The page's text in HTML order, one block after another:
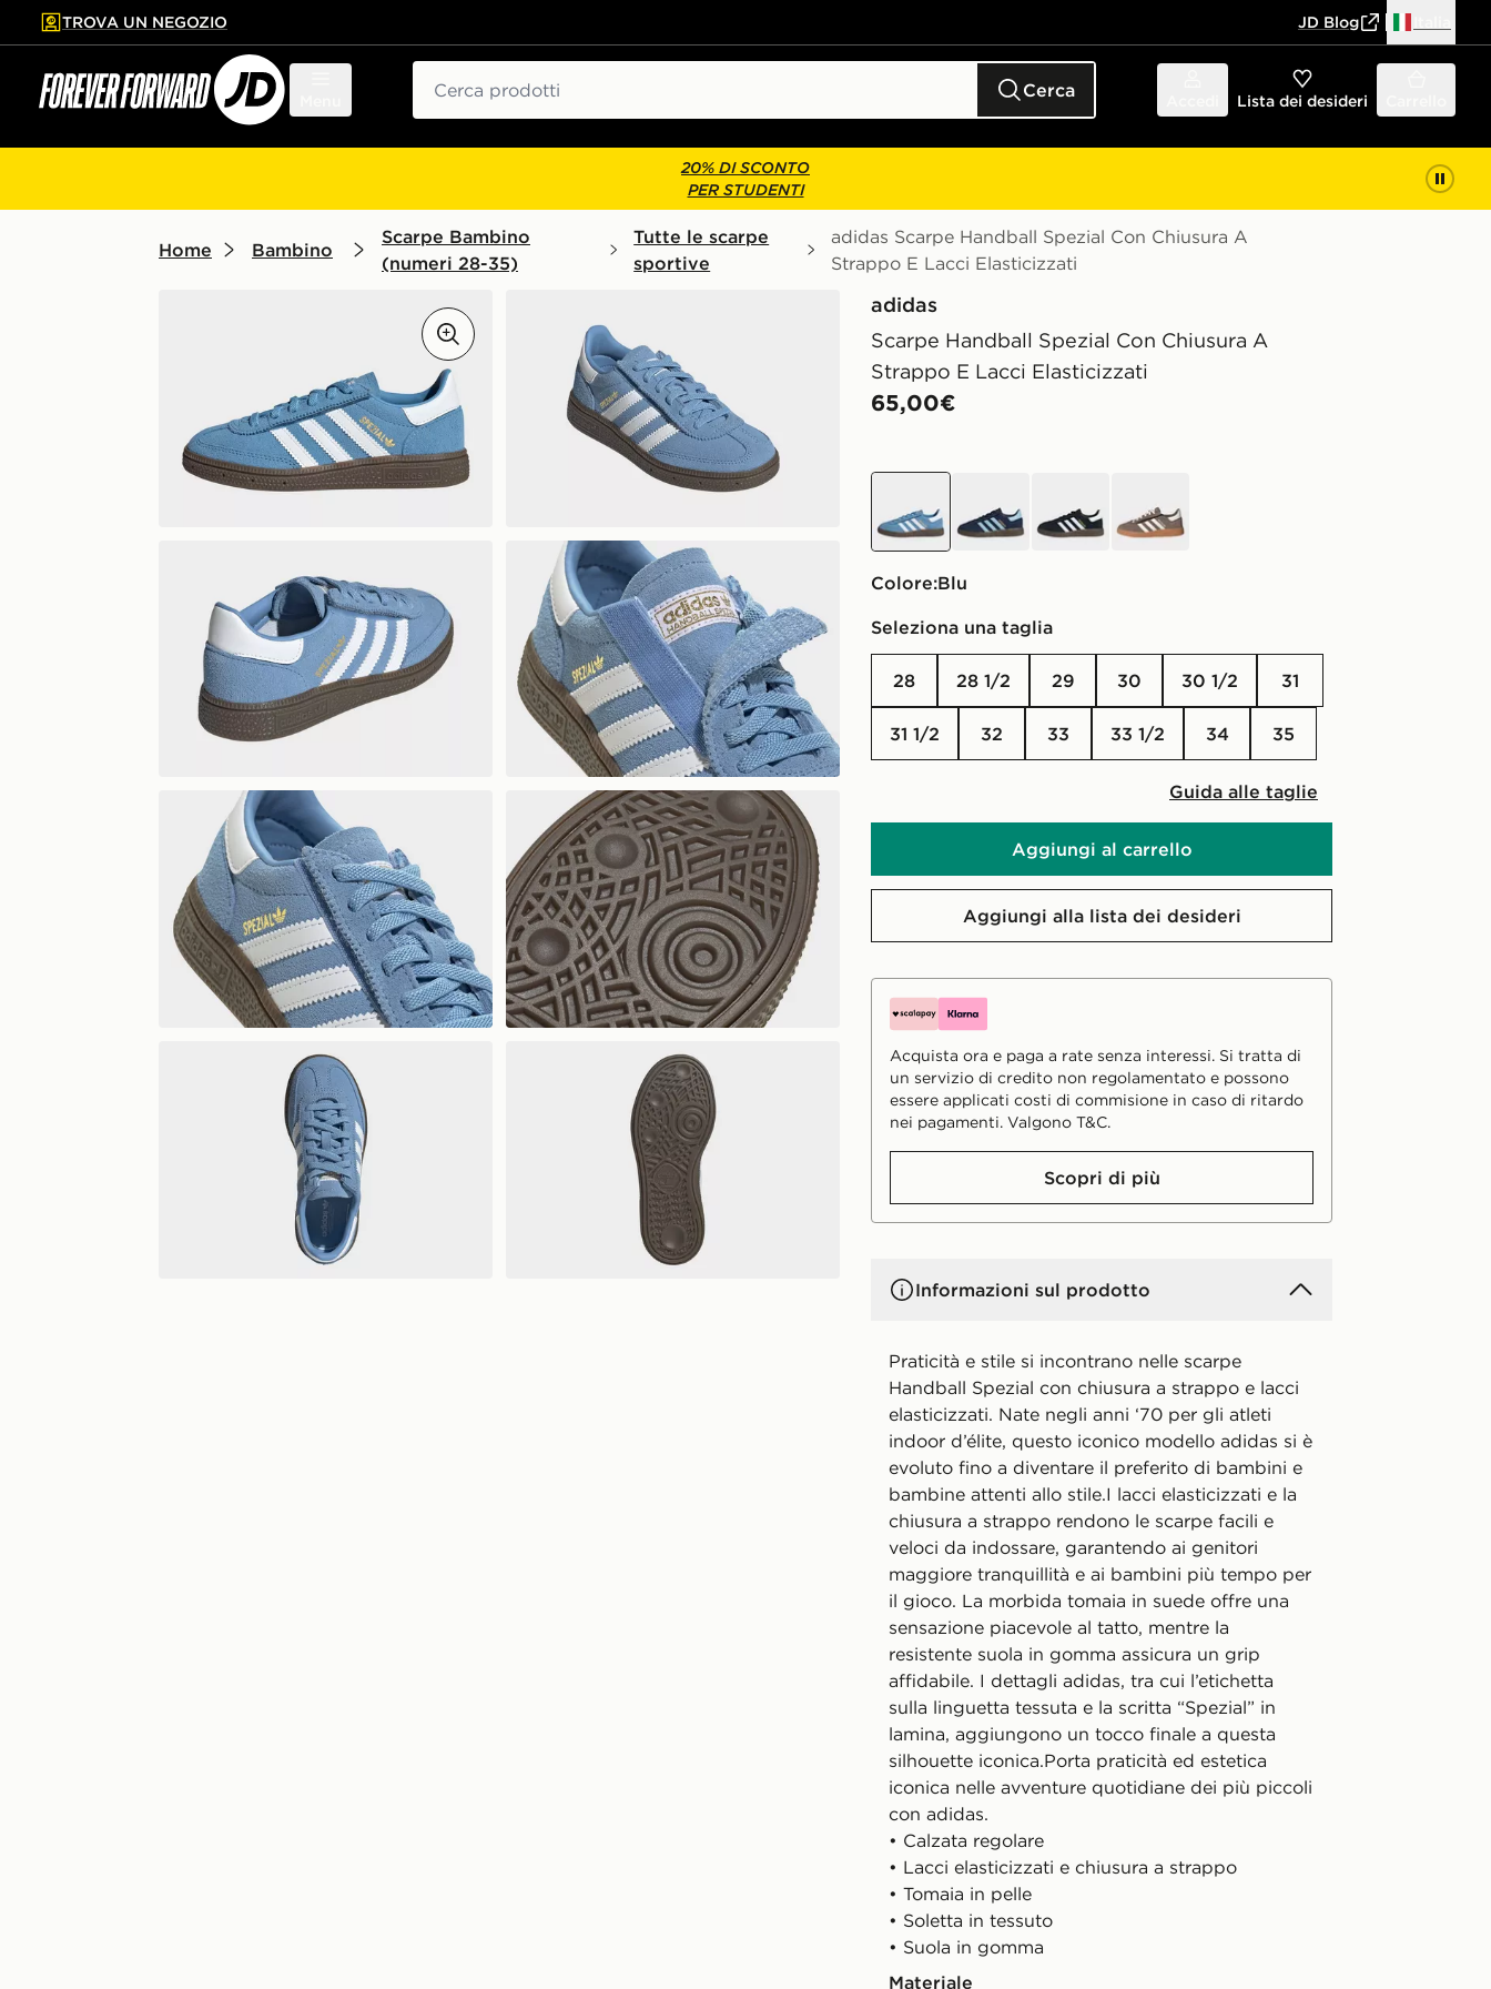
contenuto principale
a fondo pagina
TROVA UN NEGOZIO JD Blog
Cerca Lista dei desideri
20% DI SCONTO
PER STUDENTI
Home Bambino
Scarpe Bambino
(numeri 28-35)
Tutte le scarpe
sportive
adidas Scarpe Handball Spezial Con Chiusura A
Strappo E Lacci Elasticizzati
adidas
Scarpe Handball Spezial Con Chiusura A
Strappo E Lacci Elasticizzati
65,00€
Colore:
blu
Seleziona una taglia
28 28 1/2 29 30 30 1/2 31
31 1/2 32 33 33 1/2 34 35
Guida alle taglie
Aggiungi al carrello
Aggiungi alla lista dei desideri
Acquista ora e paga a rate senza interessi. Si tratta di
un servizio di credito non regolamentato e possono
essere applicati costi di commisione in caso di ritardo
nei pagamenti. Valgono T&C.
Scopri di più
Informazioni sul prodotto
Praticità e stile si incontrano nelle scarpe
Handball Spezial con chiusura a strappo e lacci
elasticizzati. Nate negli anni ‘70 per gli atleti
indoor d’élite, questo iconico modello adidas si è
evoluto fino a diventare il preferito di bambini e
bambine attenti allo stile.I lacci elasticizzati e la
chiusura a strappo rendono le scarpe facili e
veloci da indossare, garantendo ai genitori
maggiore tranquillità e ai bambini più tempo per
il gioco. La morbida tomaia in suede offre una
sensazione piacevole al tatto, mentre la
resistente suola in gomma assicura un grip
affidabile. I dettagli adidas, tra cui l’etichetta
sulla linguetta tessuta e la scritta “Spezial” in
lamina, aggiungono un tocco finale a questa
silhouette iconica.Porta praticità ed estetica
iconica nelle avventure quotidiane dei più piccoli
con adidas.
• Calzata regolare
• Lacci elasticizzati e chiusura a strappo
• Tomaia in pelle
• Soletta in tessuto
• Suola in gomma
Materiale